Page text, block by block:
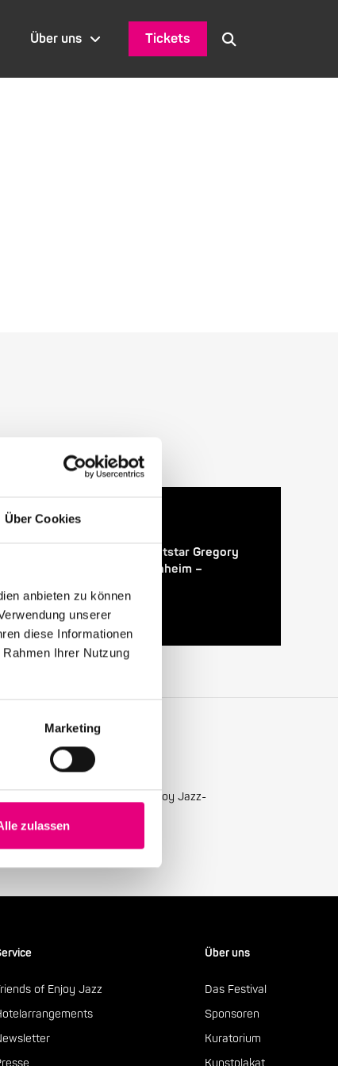
Über Cookies
anbieten zu können
unserer
diese Informationen
Ihrer Nutzung
Marketing
zulassen
Über uns Tickets
28. Enjoy Jazz Festival – Weltstar Gregory
Porter im Rosengarten Mannheim –
Neuigkeiten mit unserem Enjoy Jazz-
of Enjoy Jazz
Über uns
Das Festival
Sponsoren
Kuratorium
Kunstplakat